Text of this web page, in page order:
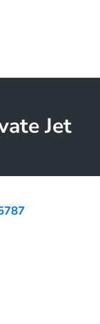
Jet